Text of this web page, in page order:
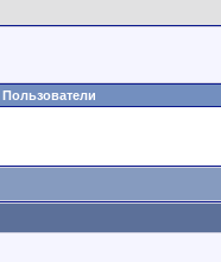
Пользователи